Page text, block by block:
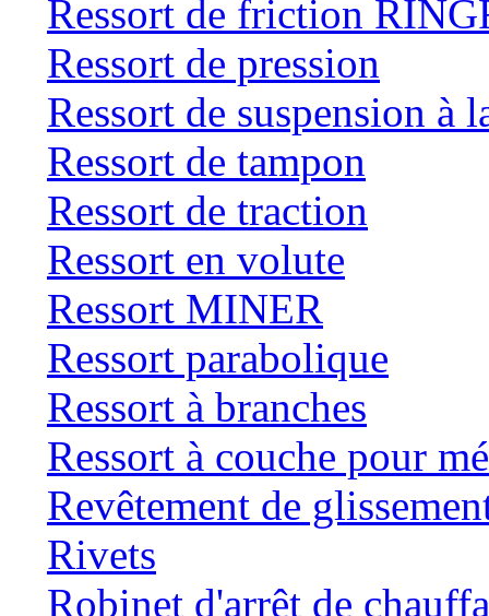
Ressort de friction
Ressort de pression
Ressort de suspension à
Ressort de tampon
Ressort de traction
Ressort en volute
Ressort MINER
Ressort parabolique
Ressort à branches
Ressort à couche pour
Revêtement de
Rivets
Robinet d'arrêt de